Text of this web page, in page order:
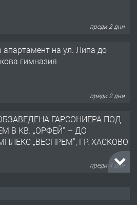
преди 2 дни
апартамент на ул. Липа до
гимназия
преди 2 дни
ГАРСОНИЕРА ПОД
В КВ. „ОРФЕЙ“ – ДО
„ВЕСПРЕМ“, ГР. ХАСКОВО
преди 4 дни